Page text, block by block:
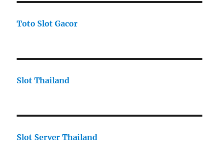
Toto Slot Gacor
Slot Thailand
Slot Server Thailand